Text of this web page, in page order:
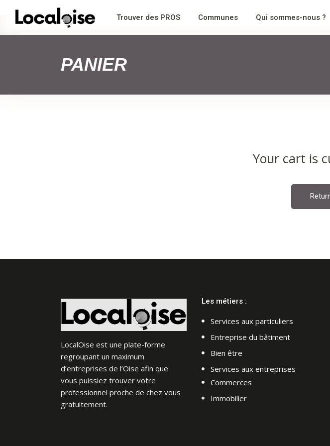
Trouver des PROS Communes Qui sommes-nous ?
PANIER
Your cart is
LocalOise est une plate-forme
regroupant un maximum
d’entreprises de l’Oise afin que
vous puissiez trouver votre
professionnel proche de chez vous
gratuitement.
Les métiers :
Services aux particuliers
Entreprise du bâtiment
Bien être
Services aux entreprises
Commerces
Immobilier